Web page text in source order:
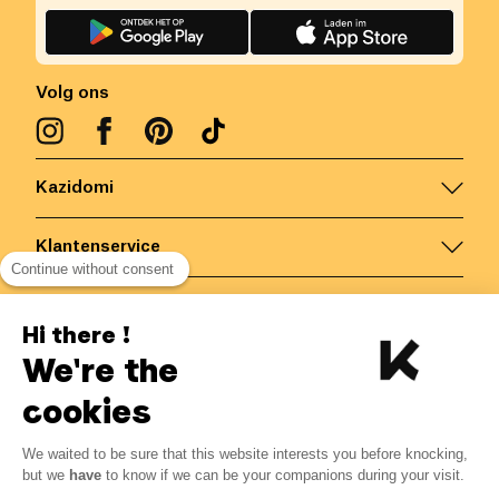
38.31€ 32.56 € -15 % ?
Bespaar 5.75 € met K+
Kazidomi
Klantenservice
Volg ons
België/ NL
Continue without consent
Hi there !
We're the
cookies
We waited to be sure that this website interests you before knocking,
but we have to know if we can be your companions during your visit.